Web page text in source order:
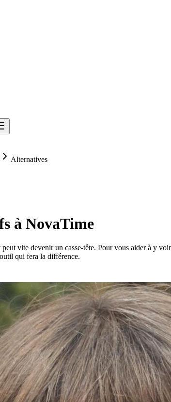
Alternatives
à NovaTime
vite devenir un casse-tête. Pour vous aider à y
qui fera la différence.